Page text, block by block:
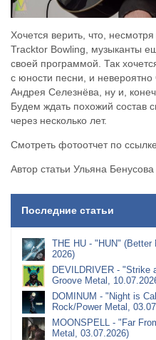
Хочется верить, что,
Tracktor Bowling, музыканты
своей программой. Так
с юности песни, и невероятно
Андрея Селезнёва, ну и,
Будем ждать похожий состав
через несколько лет.
Смотреть фотоотчет по
Автор статьи Ульяна Бенусова
Последние статьи
THE HU - "HUN"
2026)
DEVILDRIVER - "Strike
Groove Metal,
DOMINUM - "Night is
Rock/Power Metal,
MOONSPELL - "Far
Metal, 03.07.2026)